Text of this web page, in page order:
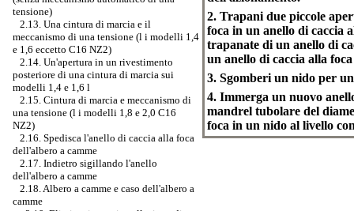
tensione)
2.13. Una cintura di marcia e il
meccanismo di una tensione (l i modelli 1,4
e 1,6 eccetto C16 NZ2)
2.14. Un'apertura in un rivestimento
posteriore di una cintura di marcia sui
modelli 1,4 e 1,6 l
2.15. Cintura di marcia e meccanismo di
una tensione (l i modelli 1,8 e 2,0 C16
NZ2)
2.16. Spedisca l'anello di caccia alla foca
dell'albero a camme
2.17. Indietro sigillando l'anello
dell'albero a camme
2.18. Albero a camme e caso dell'albero a
camme
2. Trapani due piccole
foca in un anello di caccia
trapanate di un anello di
un anello di caccia alla
3. Sgomberi un nido per
4. Immerga un nuovo
mandrel tubolare del
foca in un nido al livello